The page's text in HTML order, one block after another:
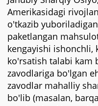
Amerikasidagi
o'tkazib
paketlangan
kengayishi ishonchli,
ko'rsatish talabi kam
zavodlariga bo'lgan
zavodlar mahalliy
bo'lib (masalan,